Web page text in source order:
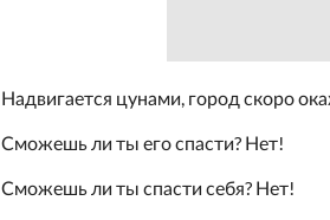
Надвигается цунами, город скоро
Сможешь ли ты его спасти? Нет!
Сможешь ли ты спасти себя? Нет!